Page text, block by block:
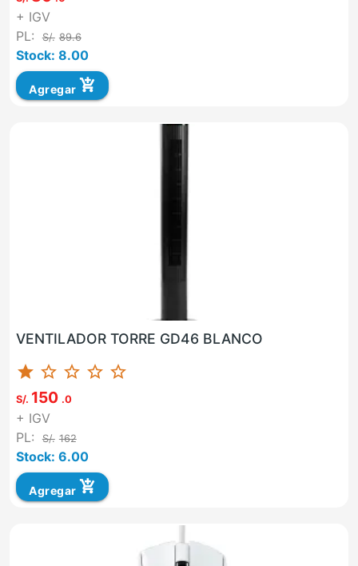
+ IGV
PL:
S/. 89.6
Stock: 8.00
Agregar add_shopping_cart
VENTILADOR TORRE GD46 BLANCO
star star_border star_border star_border star_border
S/. 150 .0
+ IGV
PL:
S/. 162
Stock: 6.00
Agregar add_shopping_cart